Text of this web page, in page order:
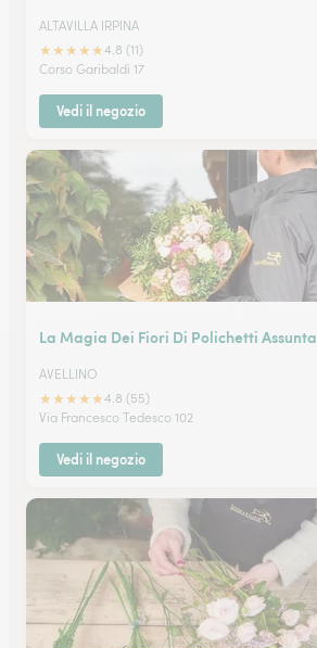
ALTAVILLA IRPINA
★★★★★4.8 (11)
Corso Garibaldi 17
Vedi il negozio
La Magia Dei Fiori Di Polichetti Assunta
AVELLINO
★★★★★4.8 (55)
Via Francesco Tedesco 102
Vedi il negozio